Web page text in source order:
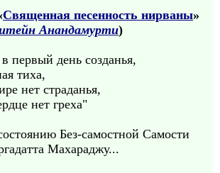
Священная песенность нирваны»
Анандамурти)
первый день созданья,
тиха,
нет страданья,
нет греха"
Без-самостной Самости
Махараджу...